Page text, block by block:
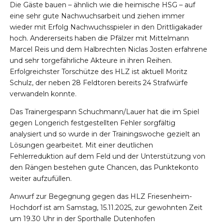
Die Gäste bauen – ähnlich wie die heimische HSG – auf
eine sehr gute Nachwuchsarbeit und ziehen immer
wieder mit Erfolg Nachwuchsspieler in den Drittligakader
hoch. Andererseits haben die Pfälzer mit Mittelmann
Marcel Reis und dem Halbrechten Niclas Josten erfahrene
und sehr torgefährliche Akteure in ihren Reihen.
Erfolgreichster Torschütze des HLZ ist aktuell Moritz
Schulz, der neben 28 Feldtoren bereits 24 Strafwürfe
verwandeln konnte.
Das Trainergespann Schuchmann/Lauer hat die im Spiel
gegen Longerich festgestellten Fehler sorgfältig
analysiert und so wurde in der Trainingswoche gezielt an
Lösungen gearbeitet. Mit einer deutlichen
Fehlerreduktion auf dem Feld und der Unterstützung von
den Rängen bestehen gute Chancen, das Punktekonto
weiter aufzufüllen.
Anwurf zur Begegnung gegen das HLZ Friesenheim-
Hochdorf ist am Samstag, 15.11.2025, zur gewohnten Zeit
um 19.30 Uhr in der Sporthalle Dutenhofen